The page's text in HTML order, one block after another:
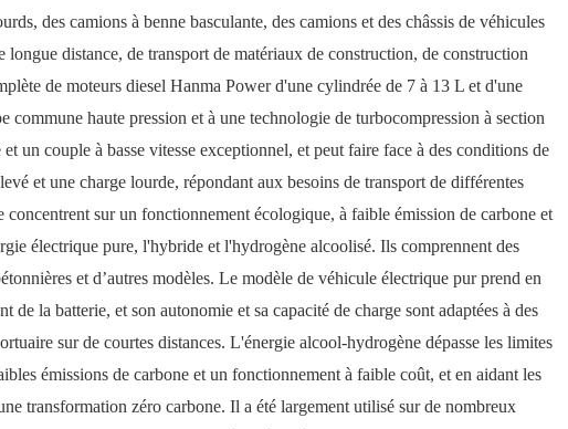
des camions à benne basculante, des camions et des châssis de véhicules
distance, de transport de matériaux de construction, de construction
de moteurs diesel Hanma Power d'une cylindrée de 7 à 13 L et d'une
commune haute pression et à une technologie de turbocompression à section
un couple à basse vitesse exceptionnel, et peut faire face à des conditions de
et une charge lourde, répondant aux besoins de transport de différentes
sur un fonctionnement écologique, à faible émission de carbone et
électrique pure, l'hybride et l'hydrogène alcoolisé. Ils comprennent des
et d’autres modèles. Le modèle de véhicule électrique pur prend en
de la batterie, et son autonomie et sa capacité de charge sont adaptées à des
sur de courtes distances. L'énergie alcool-hydrogène dépasse les limites
émissions de carbone et un fonctionnement à faible coût, et en aidant les
transformation zéro carbone. Il a été largement utilisé sur de nombreux